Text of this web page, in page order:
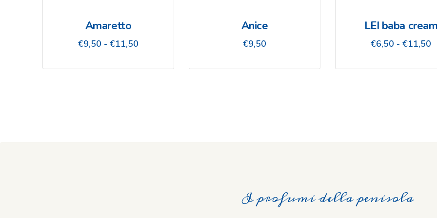
Amaretto
€9,50 - €11,50
prezzo:
Anice
€9,50
LEI baba cream
€6,50 - €11,50
I profumi della penisola